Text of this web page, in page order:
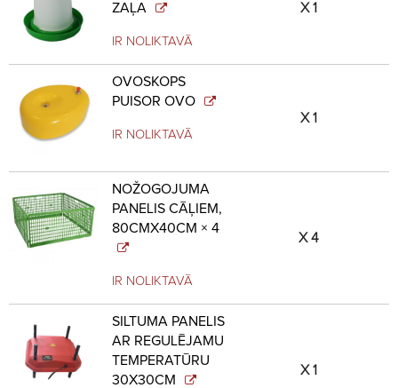
ZAĻA
IR NOLIKTAVĀ
1
OVOSKOPS
PUISOR OVO
IR NOLIKTAVĀ
1
NOŽOGOJUMA
PANELIS CĀĻIEM,
80CMX40CM × 4
IR NOLIKTAVĀ
4
SILTUMA PANELIS
AR REGULĒJAMU
TEMPERATŪRU
30X30CM
1